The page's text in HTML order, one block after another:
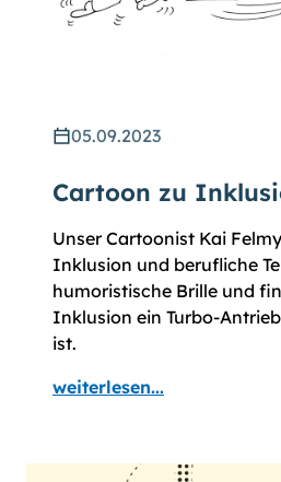
05.09.2023
Cartoon zu
Unser Cartoonist Kai
Inklusion und berufliche
humoristische Brille und
Inklusion ein Turbo-
ist.
weiterlesen...